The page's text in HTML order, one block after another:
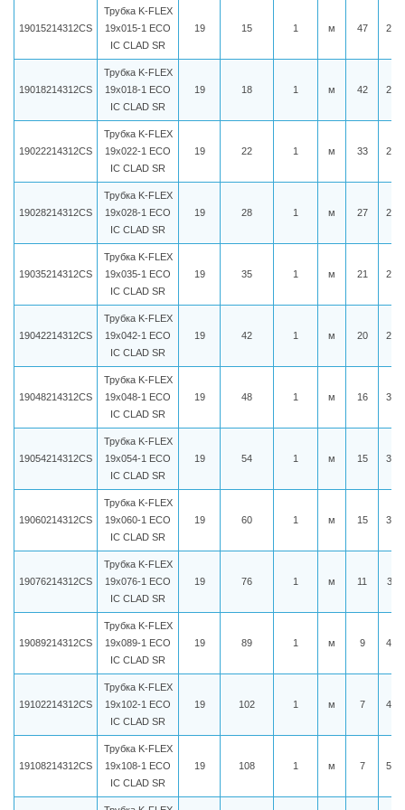
19015214312CS
Трубка K-FLEX
19x015-1 ECO
IC CLAD SR
19 15 1 м 47
19018214312CS
Трубка K-FLEX
19x018-1 ECO
IC CLAD SR
19 18 1 м 42
19022214312CS
Трубка K-FLEX
19x022-1 ECO
IC CLAD SR
19 22 1 м 33
19028214312CS
Трубка K-FLEX
19x028-1 ECO
IC CLAD SR
19 28 1 м 27
19035214312CS
Трубка K-FLEX
19x035-1 ECO
IC CLAD SR
19 35 1 м 21
19042214312CS
Трубка K-FLEX
19x042-1 ECO
IC CLAD SR
19 42 1 м 20
19048214312CS
Трубка K-FLEX
19x048-1 ECO
IC CLAD SR
19 48 1 м 16
19054214312CS
Трубка K-FLEX
19x054-1 ECO
IC CLAD SR
19 54 1 м 15
19060214312CS
Трубка K-FLEX
19x060-1 ECO
IC CLAD SR
19 60 1 м 15
19076214312CS
Трубка K-FLEX
19x076-1 ECO
IC CLAD SR
19 76 1 м 11
19089214312CS
Трубка K-FLEX
19x089-1 ECO
IC CLAD SR
19 89 1 м 9
19102214312CS
Трубка K-FLEX
19x102-1 ECO
IC CLAD SR
19 102 1 м 7
19108214312CS
Трубка K-FLEX
19x108-1 ECO
IC CLAD SR
19 108 1 м 7